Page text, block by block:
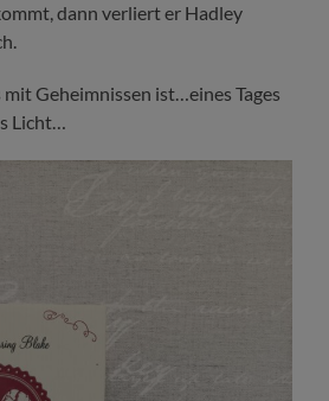
dann verliert er Hadley
Geheimnissen ist…eines Tages
Licht…